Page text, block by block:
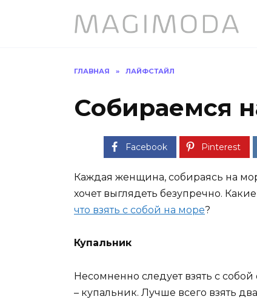
ГЛАВНАЯ » ЛАЙФСТАЙЛ
Собираемся
Facebook Pinterest
Каждая женщина, собираясь на
хочет выглядеть безупречно.
что взять с собой на море?
Купальник
Несомненно следует взять с
– купальник. Лучше всего взять